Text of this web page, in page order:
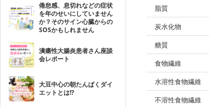
倦怠感、息切れなどの症状
を年のせいにしていません
か？そのサイン心臓からの
SOSかもしれません
潰瘍性大腸炎患者さん座談
会レポート
大豆中心の朝たんぱくダイ
エットとは!?
脂質
炭水化物
糖質
食物繊維
水溶性食物繊維
不溶性食物繊維